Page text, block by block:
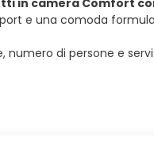
in camera Comfort
e una comoda
numero di persone e